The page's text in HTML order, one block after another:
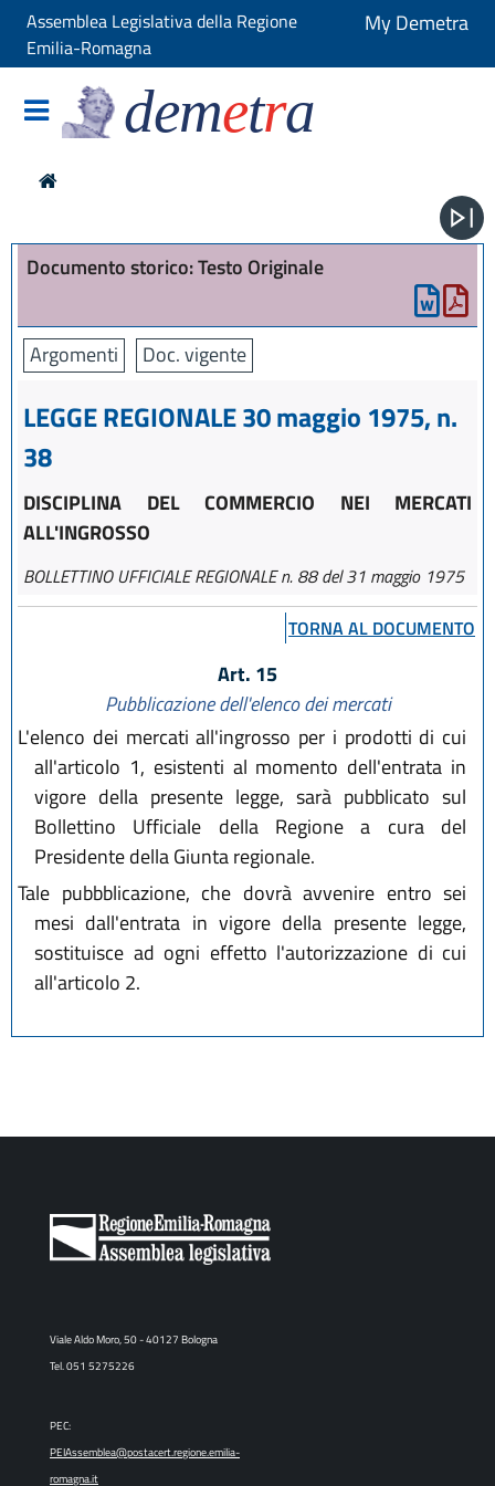
Assemblea Legislativa della Regione
Emilia-Romagna
My Demetra
demetra
Documento storico: Testo Originale
Argomenti Doc. vigente
LEGGE REGIONALE 30 maggio 1975, n.
38
DISCIPLINA DEL COMMERCIO NEI MERCATI
ALL'INGROSSO
BOLLETTINO UFFICIALE REGIONALE n. 88 del 31 maggio 1975
TORNA AL DOCUMENTO
Art. 15
Pubblicazione dell'elenco dei mercati
L'elenco dei mercati all'ingrosso per i prodotti di cui
all'articolo 1, esistenti al momento dell'entrata in
vigore della presente legge, sarà pubblicato sul
Bollettino Ufficiale della Regione a cura del
Presidente della Giunta regionale.
Tale pubbblicazione, che dovrà avvenire entro sei
mesi dall'entrata in vigore della presente legge,
sostituisce ad ogni effetto l'autorizzazione di cui
all'articolo 2.
Viale Aldo Moro, 50 - 40127 Bologna
Tel. 051 5275226
PEC:
PEIAssemblea@postacert.regione.emilia-
romagna.it